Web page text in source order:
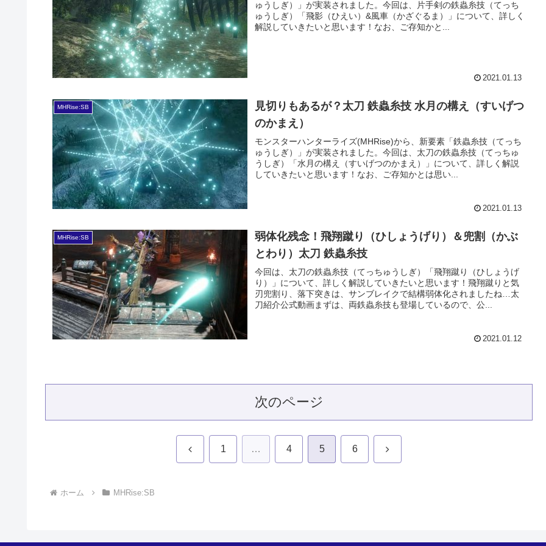
ゅうしぎ）」が実装されました。今回は、片手剣の鉄蟲糸技（てっち
ゅうしぎ）「飛影（ひえい）&風車（かざぐるま）」について、詳しく
解説していきたいと思います！なお、ご存知かと...
2021.01.13
MHRise:SB
見切りもあるが？太刀 鉄蟲糸技 水月の構え（すいげつ
のかまえ）
モンスターハンターライズ(MHRise)から、新要素「鉄蟲糸技（てっち
ゅうしぎ）」が実装されました。今回は、太刀の鉄蟲糸技（てっちゅ
うしぎ）「水月の構え（すいげつのかまえ）」について、詳しく解説
していきたいと思います！なお、ご存知かとは思い...
2021.01.13
MHRise:SB
弱体化残念！飛翔蹴り（ひしょうげり）＆兜割（かぶ
とわり）太刀 鉄蟲糸技
今回は、太刀の鉄蟲糸技（てっちゅうしぎ）「飛翔蹴り（ひしょうげ
り）」について、詳しく解説していきたいと思います！飛翔蹴りと気
刃兜割り、落下突きは、サンブレイクで結構弱体化されましたね…太
刀紹介公式動画まずは、両鉄蟲糸技も登場しているので、公...
2021.01.12
次のページ
前 1 … 4 5 6 次
ホーム MHRise:SB